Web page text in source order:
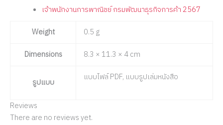
เจ้าพนักงานการพาณิชย์ กรมพัฒนาธุรกิจการค้า 2567
Weight
0.5 g
Dimensions
8.3 × 11.3 × 4 cm
รูปแบบ แบบไฟล์ PDF, แบบรูปเล่มหนังสือ
Reviews
There are no reviews yet.